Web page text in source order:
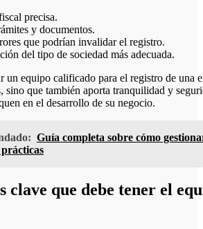
precisa.
y documentos.
que podrían invalidar el registro.
del tipo de sociedad más adecuada.
un equipo calificado para el registro de una
sino que también aporta tranquilidad y
en el desarrollo de su negocio.
Guía completa sobre cómo
clave que debe tener el